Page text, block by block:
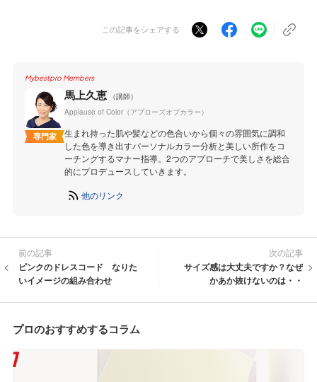
この記事をシェアする
Mybestpro Members
専門家
馬上久恵
（講師）
Applause of Color（アプローズオブカラー）
生まれ持った肌や髪などの色合いから個々の雰囲気に調和
した色を導き出すパーソナルカラー分析と美しい所作をコ
ーチングするマナー指導。2つのアプローチで美しさを総合
的にプロデュースしていきます。
他のリンク
前の記事
ピンクのドレスコード なりた
いイメージの組み合わせ
次の記事
サイズ感は大丈夫ですか？なぜ
かあか抜けないのは・・
プロのおすすめするコラム